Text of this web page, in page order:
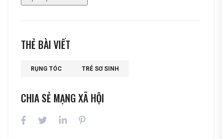
THẺ BÀI VIẾT
RỤNG TÓC TRẺ SƠ SINH
CHIA SẺ MẠNG XÃ HỘI